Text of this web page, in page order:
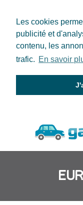
Les cookies
publicité et
contenu, les
trafic. En savoir